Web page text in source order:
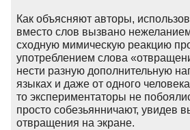
Как объясняют авторы,
вместо слов вызвано
сходную мимическую реакцию
употреблением слова
нести разную дополнительную
языках и даже от одного
то экспериментаторы не
просто собезьянничают, увидев
отвращения на экране.